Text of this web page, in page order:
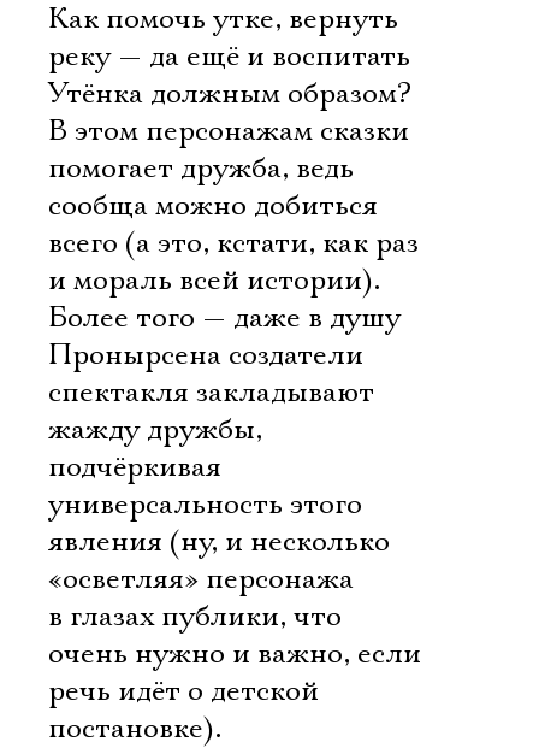
Как помочь утке, вернуть
реку — да ещё и воспитать
Утёнка должным образом?
В этом персонажам сказки
помогает дружба, ведь
сообща можно добиться
всего (а это, кстати, как раз
и мораль всей истории).
Более того — даже в душу
Пронырсена создатели
спектакля закладывают
жажду дружбы,
подчёркивая
универсальность этого
явления (ну, и несколько
«осветляя» персонажа
в глазах публики, что
очень нужно и важно, если
речь идёт о детской
постановке).